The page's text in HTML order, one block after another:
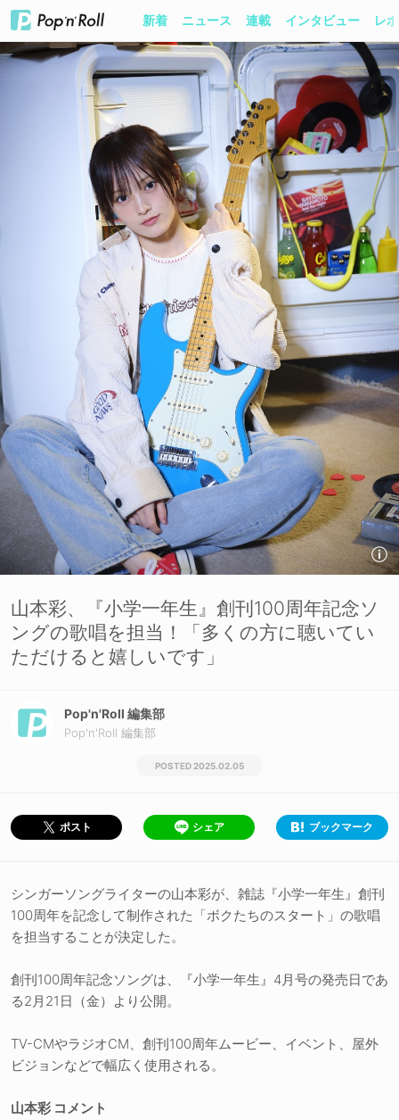
新着 ニュース 連載 インタビュー レ
山本彩、『小学一年生』創刊100周年記念ソ
ングの歌唱を担当！「多くの方に聴いてい
ただけると嬉しいです」
Pop'n'Roll 編集部
Pop'n'Roll 編集部
2025.02.05
ポスト シェア ブックマーク
シンガーソングライターの山本彩が、雑誌『小学一年生』創刊
100周年を記念して制作された「ボクたちのスタート」の歌唱
を担当することが決定した。
創刊100周年記念ソングは、『小学一年生』4月号の発売日であ
る2月21日（金）より公開。
TV-CMやラジオCM、創刊100周年ムービー、イベント、屋外
ビジョンなどで幅広く使用される。
山本彩 コメント